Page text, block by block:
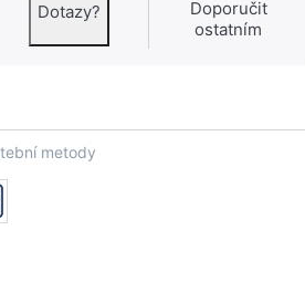
Dotazy?
Doporučit
ostatním
metody